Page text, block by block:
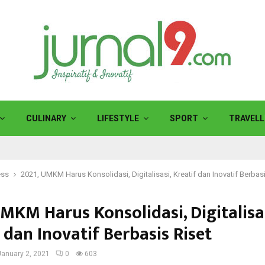
CULINARY LIFESTYLE SPORT
2021, UMKM Harus Konsolidasi, Digitalisasi, Kreatif dan Inovatif
Harus Konsolidasi,
Inovatif Berbasis Riset
2, 2021 0 603